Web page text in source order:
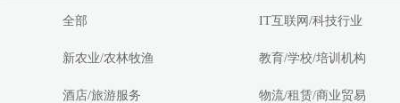
全部 IT互联网/科技行业
新农业/农林牧渔 教育/学校/培训机构
酒店/旅游服务 物流/租赁/商业贸易